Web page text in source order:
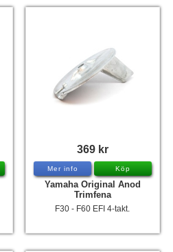
369 kr
Mer info Köp
Yamaha Original Anod
Trimfena
F30 - F60 EFI 4-takt.